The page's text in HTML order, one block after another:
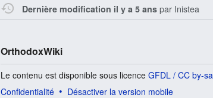
Dernière modification il y a 5 ans par Inistea
OrthodoxWiki
Le contenu est disponible sous licenceGFDL / CC by-sa
Confidentialité
Désactiver la version mobile